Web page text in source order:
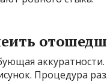
Процедура